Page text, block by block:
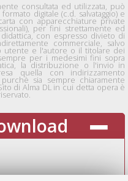
consultata ed utilizzata, può
digitale (c.d. salvataggio) e
con apparecchiature private
per fini strettamente ed
con espresso divieto di
commerciale, salvo
utente e l'autore o il titolare dei
per i medesimi fini sopra
la distribuzione o l'invio in
quella con indirizzamento
sia sempre chiaramente
di Alma DL in cui detta opera è